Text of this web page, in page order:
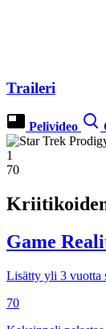
Traileri
Pelivideo
1
70
Game
Lisätty yli 3 vuotta
70